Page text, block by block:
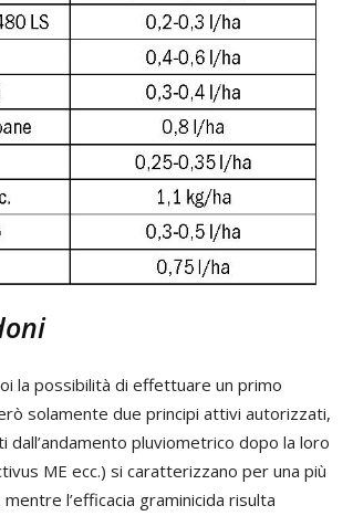
la possibilità di effettuare un primo
solamente due principi attivi autorizzati,
pluviometrico dopo la loro
ME ecc.) si caratterizzano per una più
l’efficacia graminicida risulta